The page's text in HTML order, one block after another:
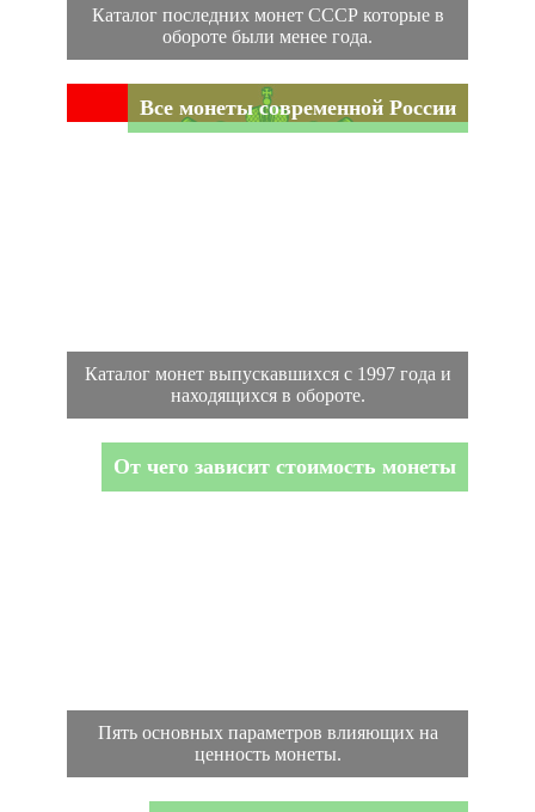
Каталог последних монет СССР которые в
обороте были менее года.
Все монеты современной России
Каталог монет выпускавшихся с 1997 года и
находящихся в обороте.
От чего зависит стоимость монеты
Пять основных параметров влияющих на
ценность монеты.